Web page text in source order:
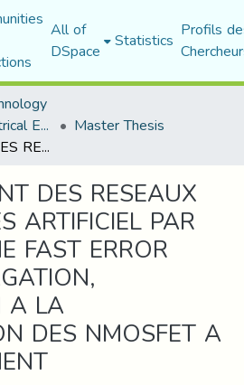
All of
DSpace Statistics Profils
Department of Electrical Engineering Master Thesis
ENTRAINEMENT DES RESEAUX DE NEURONES ARTIFICIEL PAR L’ALGORITHME FAST ERROR BACK PROPAGATION, APPLICATION A LA MODELISATION DES NMOSFET A ENRICHISSEMENT
DES RESEAUX
ARTIFICIEL PAR
FAST ERROR
A LA
DES NMOSFET A